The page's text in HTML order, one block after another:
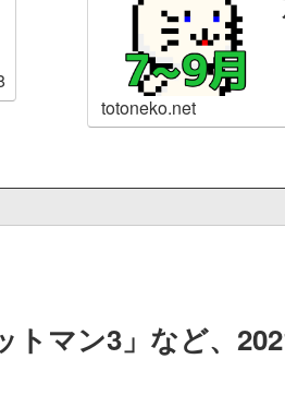
totoneko.net
トマン3」など、